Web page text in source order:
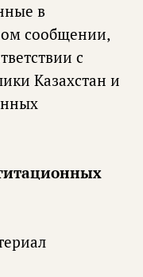
в
сообщении,
с
Казахстан и